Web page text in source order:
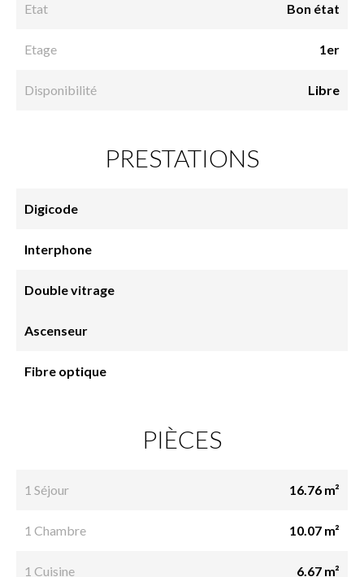
Etat Bon état
Etage 1er
Disponibilité Libre
PRESTATIONS
Digicode
Interphone
Double vitrage
Ascenseur
Fibre optique
PIÈCES
1 Séjour 16.76 m²
1 Chambre 10.07 m²
1 Cuisine 6.67 m²